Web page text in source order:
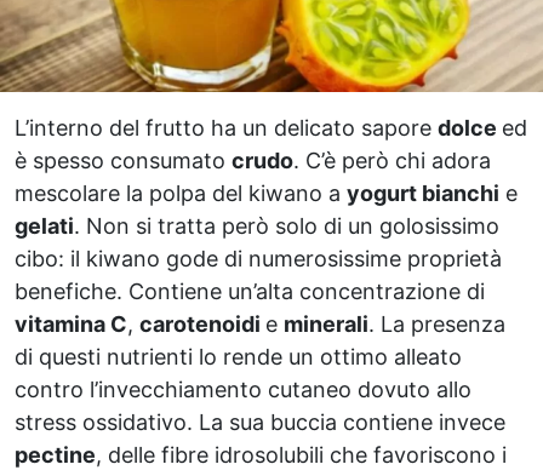
L’interno del frutto ha un delicato sapore dolce ed
è spesso consumato crudo. C’è però chi adora
mescolare la polpa del kiwano a yogurt bianchi e
gelati. Non si tratta però solo di un golosissimo
cibo: il kiwano gode di numerosissime proprietà
benefiche. Contiene un’alta concentrazione di
vitamina C, carotenoidi e minerali. La presenza
di questi nutrienti lo rende un ottimo alleato
contro l’invecchiamento cutaneo dovuto allo
stress ossidativo. La sua buccia contiene invece
pectine, delle fibre idrosolubili che favoriscono i